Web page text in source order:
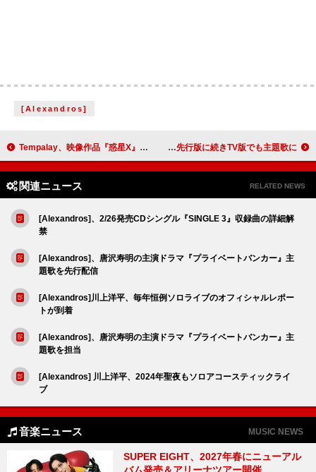
[Alexandros]
Tempalay、映像作品『惑星X』より「とん」ライブ映像公開 米津玄師「Plazma」、『機動戦士Gundam GQuuuuuuX』劇場先行版に続きTV版でも主題歌に
関連ニュース RELATED NEWS
[Alexandros]、2/26発売CDシングル『SINGLE 3』収録曲の詳細解
禁
[Alexandros]、唐沢寿明の主演ドラマ『プライベートバンカー』主
題歌を先行配信
[Alexandros]川上洋平、毎年恒例ソロライブのオフィシャルレポー
トが到着
[Alexandros]、唐沢寿明の主演ドラマ『プライベートバンカー』主
題歌を担当
[Alexandros] 川上洋平、2024年聖夜もソロアコースティックライ
ブ
音楽ニュース MUSIC NEWS
SUPER EIGHT、2027年春にニューアル